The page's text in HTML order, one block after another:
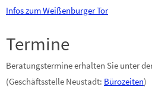
Infos zum Weißenburger Tor
Termine
Beratungstermine erhalten Sie unter
(Geschäftsstelle Neustadt: Bürozeiten)